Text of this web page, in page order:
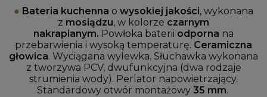
● Bateria kuchenna o wysokiej jakości, wykonana
z mosiądzu, w kolorze czarnym
nakrapianym. Powłoka baterii odporna na
przebarwienia i wysoką temperaturę. Ceramiczna
głowica. Wyciągana wylewka. Słuchawka wykonana
z tworzywa PCV, dwufunkcyjna (dwa rodzaje
strumienia wody). Perlator napowietrzający.
Standardowy otwór montażowy 35 mm.